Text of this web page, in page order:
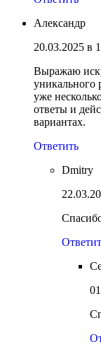
Александр
20.03.2025 в
Выражаю
уникального
уже
ответы и
вариантах.
Ответить
Dmitry